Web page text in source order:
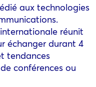
aux technologies
réunit
échanger durant 4
tendances
conférences ou